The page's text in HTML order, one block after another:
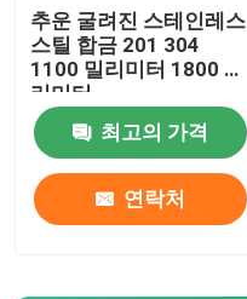
추운 굴려진 스테인레스
스틸 합금 201 304
1100 밀리미터 1800 밀
리미터
최고의 가격
연락처